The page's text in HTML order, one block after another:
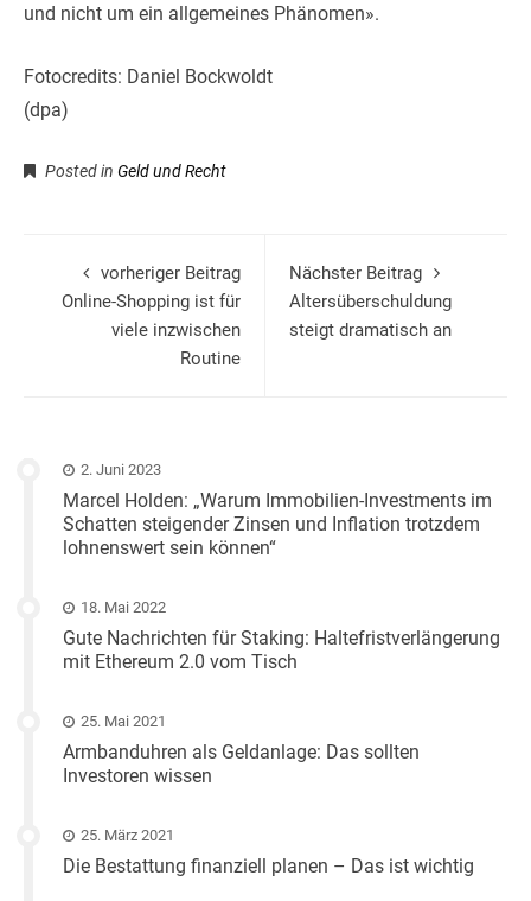
und nicht um ein allgemeines Phänomen».
Fotocredits: Daniel Bockwoldt
(dpa)
Posted in Geld und Recht
vorheriger Beitrag
Online-Shopping ist für
viele inzwischen
Routine
Nächster Beitrag
Altersüberschuldung
steigt dramatisch an
2. Juni 2023
Marcel Holden: „Warum Immobilien-Investments im
Schatten steigender Zinsen und Inflation trotzdem
lohnenswert sein können“
18. Mai 2022
Gute Nachrichten für Staking: Haltefristverlängerung
mit Ethereum 2.0 vom Tisch
25. Mai 2021
Armbanduhren als Geldanlage: Das sollten
Investoren wissen
25. März 2021
Die Bestattung finanziell planen – Das ist wichtig